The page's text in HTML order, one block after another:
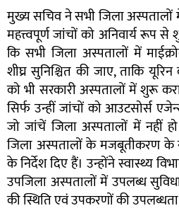
मुख्य सचिव ने सभी जिला अस्पतालों
महत्त्वपूर्ण जांचों को अनिवार्य रूप
कि सभी जिला अस्पतालों में
शीघ्र सुनिश्चित की जाए, ताकि
को भी सरकारी अस्पतालों में शुरू
सिर्फ उन्हीं जांचों को आउटसोर्स
जो जांचें जिला अस्पतालों में नहीं
जिला अस्पतालों के मजबूतीकरण के
के निर्देश दिए हैं। उन्होंने स्वास्थ्य
उपजिला अस्पतालों में उपलब्ध
की स्थिति एवं उपकरणों की उपलब्धता